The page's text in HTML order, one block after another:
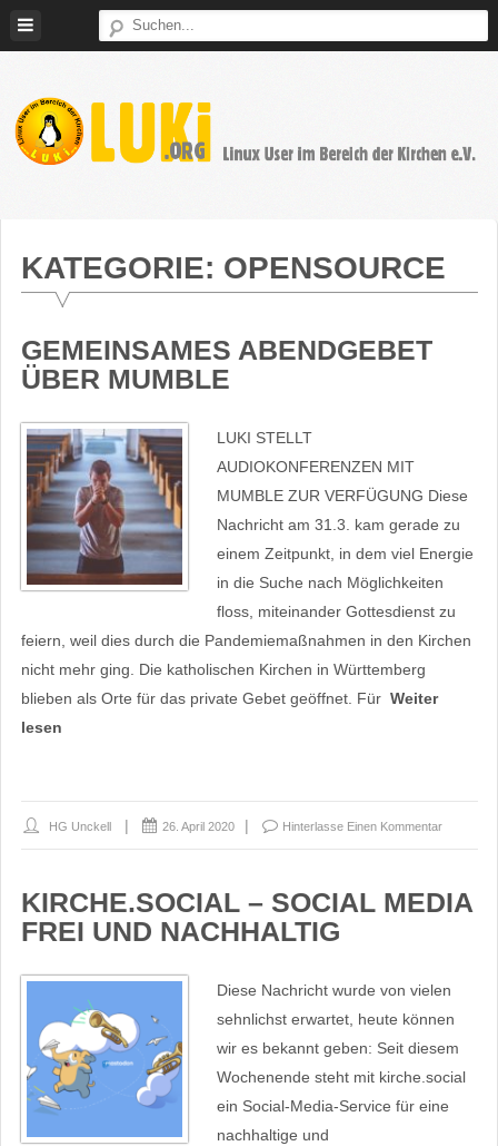
Bereich
KATEGORIE: OPENSOURCE
GEMEINSAMES ABENDGEBET
ÜBER MUMBLE
LUKI STELLT
AUDIOKONFERENZEN MIT
MUMBLE ZUR VERFÜGUNG Diese
Nachricht am 31.3. kam gerade zu
einem Zeitpunkt, in dem viel Energie
in die Suche nach Möglichkeiten
floss, miteinander Gottesdienst zu
feiern, weil dies durch die Pandemiemaßnahmen in den Kirchen
nicht mehr ging. Die katholischen Kirchen in Württemberg
blieben als Orte für das private Gebet geöffnet. Für Weiter
lesen
HG Unckell 26. April 2020 Hinterlasse Einen Kommentar
KIRCHE.SOCIAL – SOCIAL MEDIA
FREI UND NACHHALTIG
Diese Nachricht wurde von vielen
sehnlichst erwartet, heute können
wir es bekannt geben: Seit diesem
Wochenende steht mit kirche.social
ein Social-Media-Service für eine
nachhaltige und